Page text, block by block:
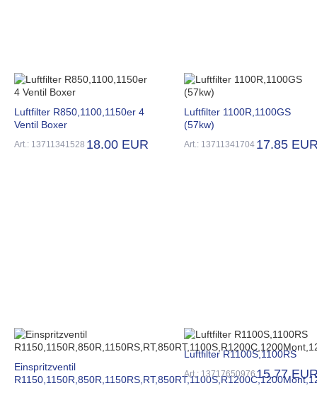
Luftfilter R850,1100,1150er 4
Ventil Boxer
Art.: 13711341528 18.00 EUR
Luftfilter 1100R,1100GS
(57kw)
Art.: 13711341704 17.85
Einspritzventil
Luftfilter R1100S,1100RS
Art.: 1371765097615.77